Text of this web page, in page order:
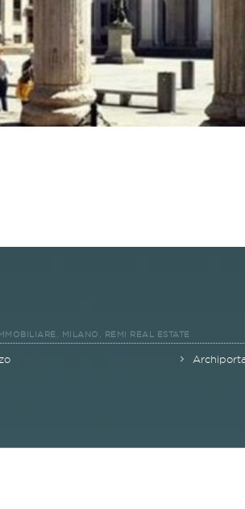
MILANO REMI REAL ESTATE